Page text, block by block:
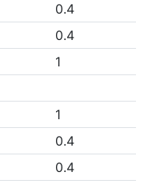
0.4
0.4
1
1
0.4
0.4